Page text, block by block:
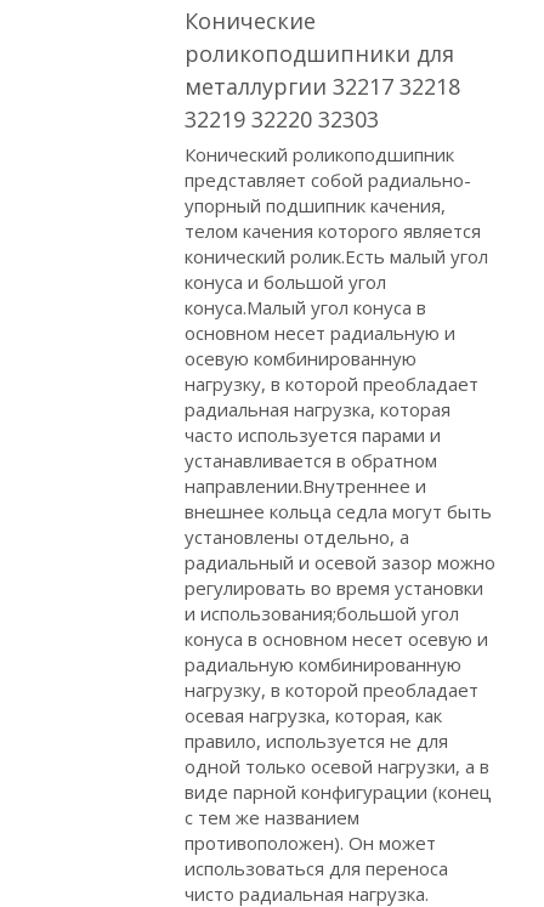
Конические
роликоподшипники для
металлургии 32217 32218
32219 32220 32303
Конический роликоподшипник
представляет собой радиально-
упорный подшипник качения,
телом качения которого является
конический ролик.Есть малый угол
конуса и большой угол
конуса.Малый угол конуса в
основном несет радиальную и
осевую комбинированную
нагрузку, в которой преобладает
радиальная нагрузка, которая
часто используется парами и
устанавливается в обратном
направлении.Внутреннее и
внешнее кольца седла могут быть
установлены отдельно, а
радиальный и осевой зазор можно
регулировать во время установки
и использования;большой угол
конуса в основном несет осевую и
радиальную комбинированную
нагрузку, в которой преобладает
осевая нагрузка, которая, как
правило, используется не для
одной только осевой нагрузки, а в
виде парной конфигурации (конец
с тем же названием
противоположен). Он может
использоваться для переноса
чисто радиальная нагрузка.